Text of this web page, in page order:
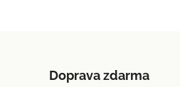
Doprava zdarma